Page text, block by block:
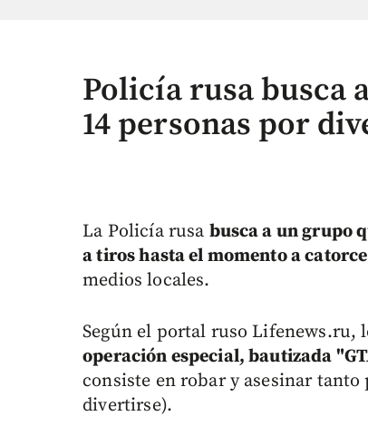
Policía rusa busca
14 personas por
La Policía rusa busca a un grupo
a tiros hasta el momento a
medios locales.
Según el portal ruso Lifenews.ru,
operación especial, bautizada
consiste en robar y asesinar
divertirse).